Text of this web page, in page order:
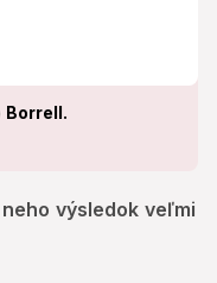
Borrell.
výsledok veľmi